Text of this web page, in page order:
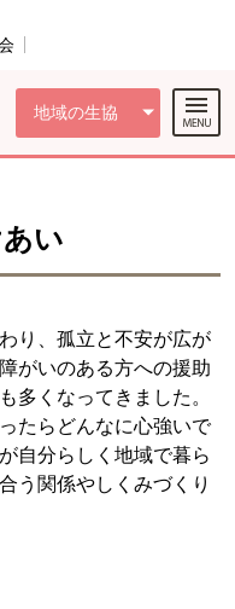
地域の生協
い
り、孤立と不安が広が
がいのある方への援助
多くなってきました。
たらどんなに心強いで
自分らしく地域で暮ら
う関係やしくみづくり